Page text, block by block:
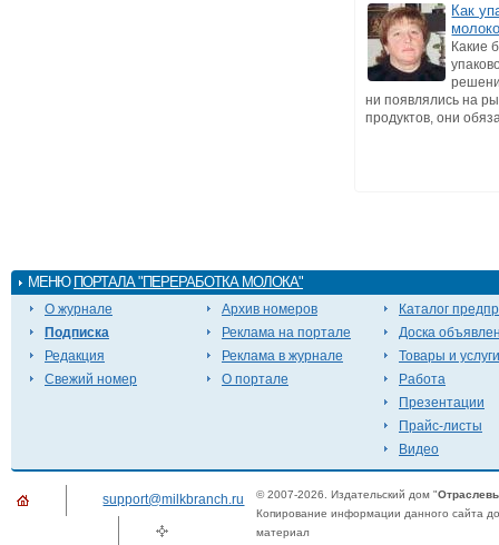
Как
Какие
ни появлялись на
продуктов, они
МЕНЮ ПОРТАЛА "ПЕРЕРАБОТКА МОЛОКА"
О журнале
Подписка
Редакция
Свежий номер
Архив номеров
Реклама на портале
Реклама в журнале
О портале
Каталог
Доска
Товары и услуги
Работа
Презентации
Прайс-листы
Видео
support@milkbranch.ru © 2007-2026. Издательский дом "
Копирование информации данного сайта
материал